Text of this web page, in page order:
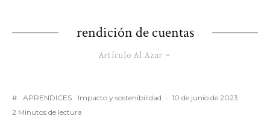
rendición de cuentas
Artículo Al Azar
# APRENDICES Impacto y sostenibilidad · 10 de junio de 2023 ·
2 Minutos de lectura